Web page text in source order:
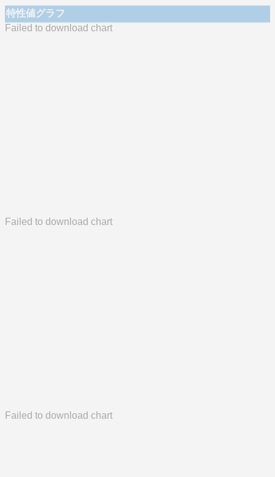
特性値グラフ
Failed to download chart
Failed to download chart
Failed to download chart